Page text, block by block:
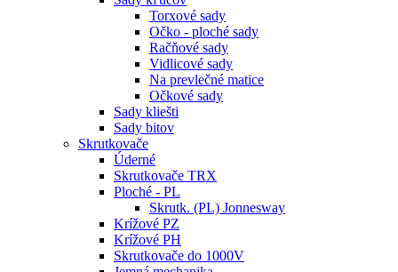
Torxové sady
Očko - ploché sady
Račňové sady
Vidlicové sady
Na prevlečné matice
Očkové sady
Sady kliešti
Sady bitov
Skrutkovače
Úderné
Skrutkovače TRX
Ploché - PL
Skrutk. (PL) Jonnesway
Krížové PZ
Krížové PH
Skrutkovače do 1000V